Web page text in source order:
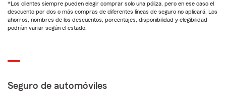
*Los clientes siempre pueden elegir comprar solo una póliza, pero en ese caso el
descuento por dos o más compras de diferentes líneas de seguro no aplicará. Los
ahorros, nombres de los descuentos, porcentajes, disponibilidad y elegibilidad
podrían variar según el estado.
Seguro de automóviles